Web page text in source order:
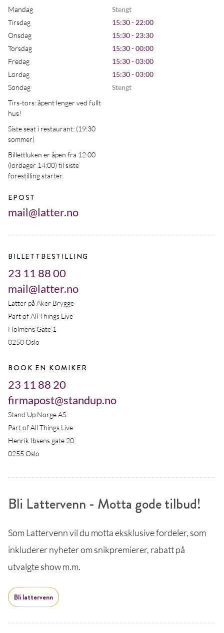
Mandag
Stengt
Tirsdag
15:30 - 22:00
Onsdag
15:30 - 23:30
Torsdag
15:30 - 00:00
Fredag
15:30 - 03:00
Lørdag
15:30 - 03:00
Søndag
Stengt
Tirs-tors: åpent lenger ved fullt
hus!
Siste seat i restaurant: (19:30
sommer)
Billettluken er åpen fra 12:00
(lørdager 14:00) til siste
forestilling starter.
EPOST
mail@latter.no
BILLETTBESTILLING
23 11 88 00
mail@latter.no
Latter på Aker Brygge
Part of All Things Live
Holmens Gate 1
0250 Oslo
BOOK EN KOMIKER
23 11 88 20
firmapost@standup.no
Stand Up Norge AS
Part of All Things Live
Henrik Ibsens gate 20
0255 Oslo
Bli Lattervenn - Motta gode tilbud!
Som Lattervenn vil du motta eksklusive fordeler, som
inkluderer nyheter om snikpremierer, rabatt på
utvalgte show m.m.
Bli lattervenn